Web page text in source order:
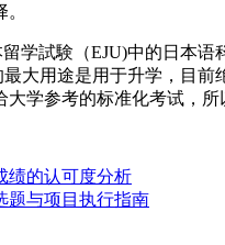
学試験（EJU)中的日本
大用途是用于升学，目
学参考的标准化考试，
绩的认可度分析
题与项目执行指南